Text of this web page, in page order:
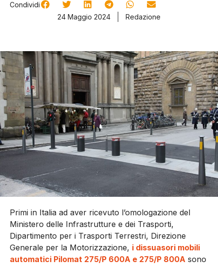
Condividi
24 Maggio 2024
Redazione
Primi in Italia ad aver ricevuto l’omologazione del
Ministero delle Infrastrutture e dei Trasporti,
Dipartimento per i Trasporti Terrestri, Direzione
Generale per la Motorizzazione, i dissuasori mobili
automatici Pilomat 275/P 600A e 275/P 800A sono